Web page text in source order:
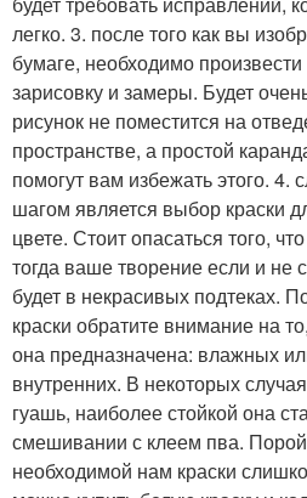
легко. 3. после того как вы
бумаге, необходимо
зарисовку и замеры. Будет
рисунок не поместится на
пространстве, а простой
помогут вам избежать этого.
шагом является выбор краски
цвете. Стоит опасаться того,
тогда ваше творение если и не
будет в некрасивых подтеках.
краски обратите внимание на
она предназначена: влажных
внутренних. В некоторых
гуашь, наиболее стойкой она
смешивании с клеем пва.
необходимой нам краски